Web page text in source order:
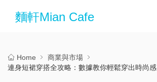
麵軒Mian Cafe
Home
商業與市場
連身短裙穿搭全攻略：數據教你輕鬆穿出時尚感